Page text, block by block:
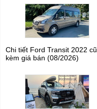
Chi tiết Ford Transit 2022 cũ
kèm giá bán (08/2026)